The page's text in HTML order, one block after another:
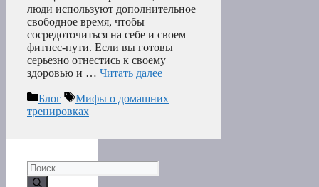
люди используют дополнительное
свободное время, чтобы
сосредоточиться на себе и своем
фитнес-пути. Если вы готовы
серьезно отнестись к своему
здоровью и … Читать далее
Рубрики
Блог Метки
Мифы о домашних
тренировках
Поиск: